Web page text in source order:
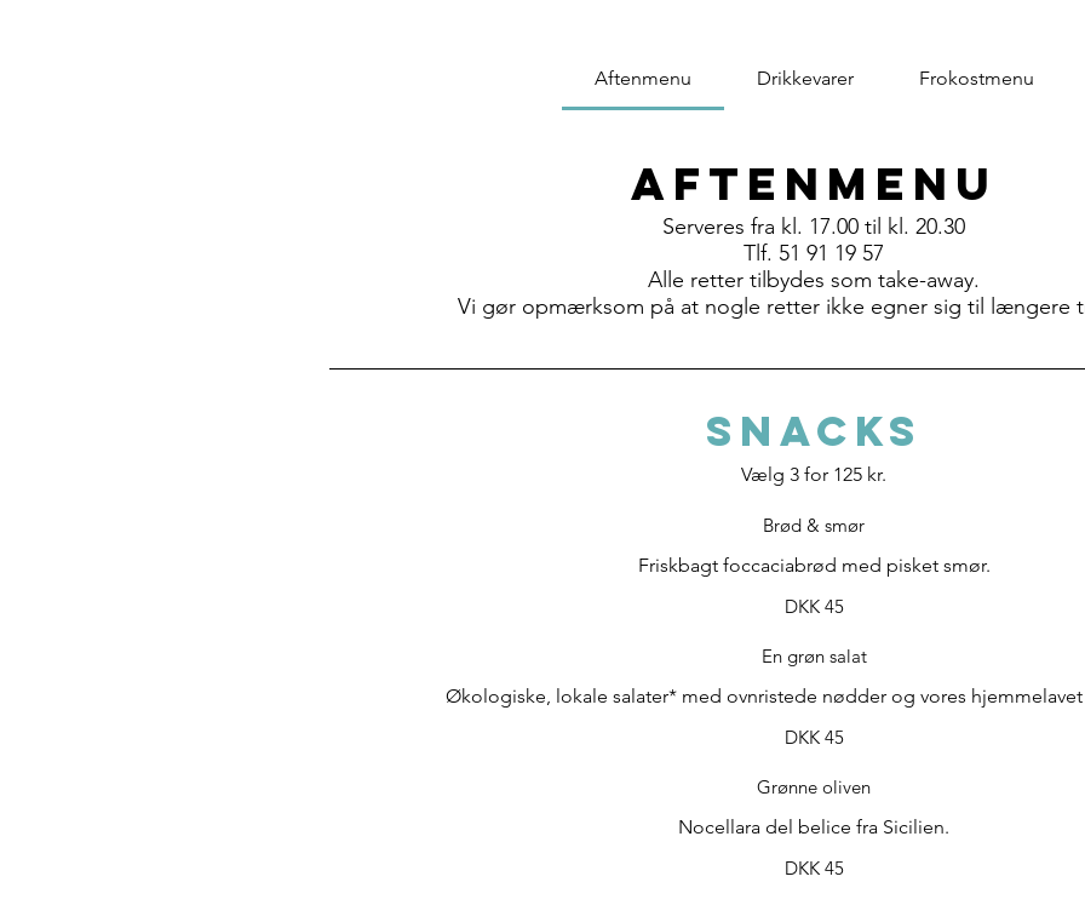
Aftenmenu Drikkevarer Frokostmenu
Aftenmenu
Serveres fra kl. 17.00 til kl. 20.30
Tlf. 51 91 19 57
Alle retter tilbydes som take-away.
Vi gør opmærksom på at nogle retter ikke egner sig til længere
SNACKS
Vælg 3 for 125 kr.
Brød & smør
Friskbagt foccaciabrød med pisket smør.
DKK 45
En grøn salat
Økologiske, lokale salater* med ovnristede nødder og vores
DKK 45
Grønne oliven
Nocellara del belice fra Sicilien.
DKK 45